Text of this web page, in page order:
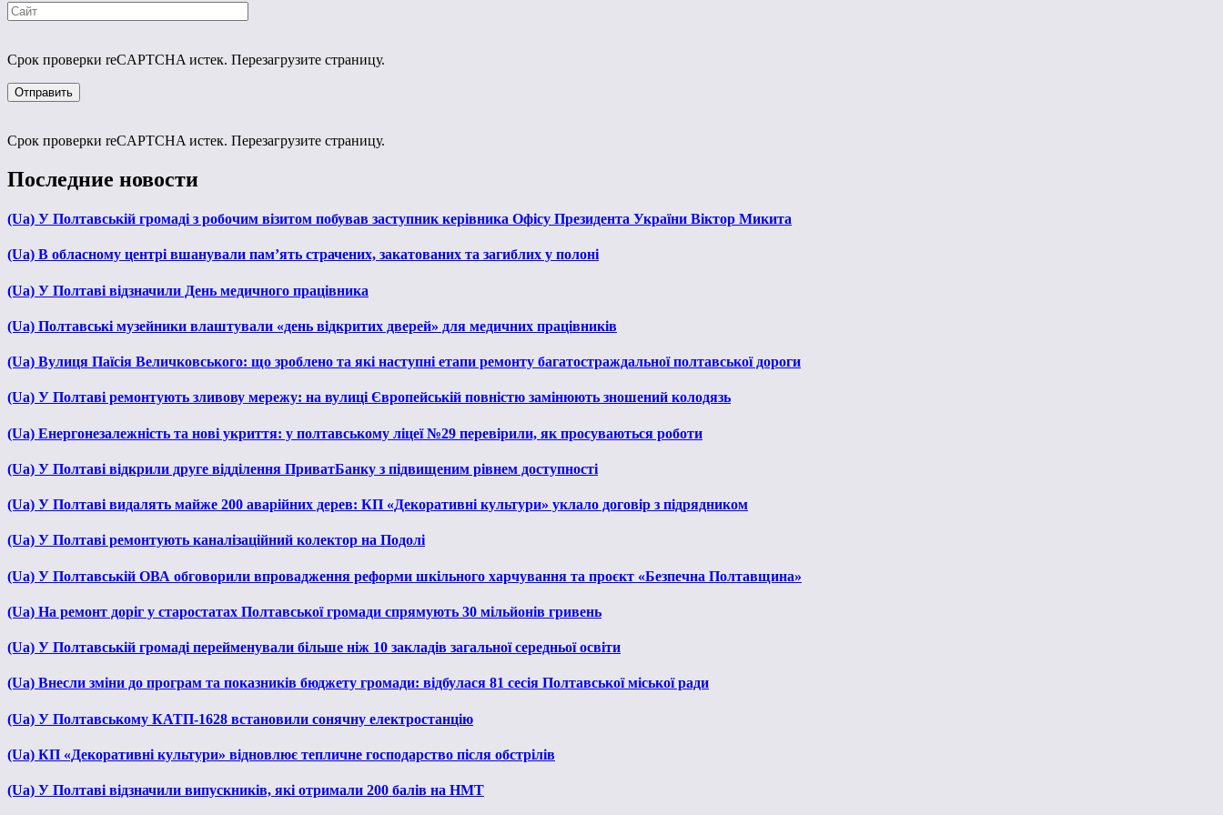
Срок проверки reCAPTCHA истек. Перезагрузите страницу.
Срок проверки reCAPTCHA истек. Перезагрузите страницу.
Последние новости
(Ua) У Полтавській громаді з робочим візитом побував заступник керівника Офісу Президента України Віктор Микита
(Ua) В обласному центрі вшанували пам’ять страчених, закатованих та загиблих у полоні
(Ua) У Полтаві відзначили День медичного працівника
(Ua) Полтавські музейники влаштували «день відкритих дверей» для медичних працівників
(Ua) Вулиця Паїсія Величковського: що зроблено та які наступні етапи ремонту багатостраждальної полтавської дороги
(Ua) У Полтаві ремонтують зливову мережу: на вулиці Європейській повністю замінюють зношений колодязь
(Ua) Енергонезалежність та нові укриття: у полтавському ліцеї №29 перевірили, як просуваються роботи
(Ua) У Полтаві відкрили друге відділення ПриватБанку з підвищеним рівнем доступності
(Ua) У Полтаві видалять майже 200 аварійних дерев: КП «Декоративні культури» уклало договір з підрядником
(Ua) У Полтаві ремонтують каналізаційний колектор на Подолі
(Ua) У Полтавській ОВА обговорили впровадження реформи шкільного харчування та проєкт «Безпечна Полтавщина»
(Ua) На ремонт доріг у старостатах Полтавської громади спрямують 30 мільйонів гривень
(Ua) У Полтавській громаді перейменували більше ніж 10 закладів загальної середньої освіти
(Ua) Внесли зміни до програм та показників бюджету громади: відбулася 81 сесія Полтавської міської ради
(Ua) У Полтавському КАТП-1628 встановили сонячну електростанцію
(Ua) КП «Декоративні культури» відновлює тепличне господарство після обстрілів
(Ua) У Полтаві відзначили випускників, які отримали 200 балів на НМТ